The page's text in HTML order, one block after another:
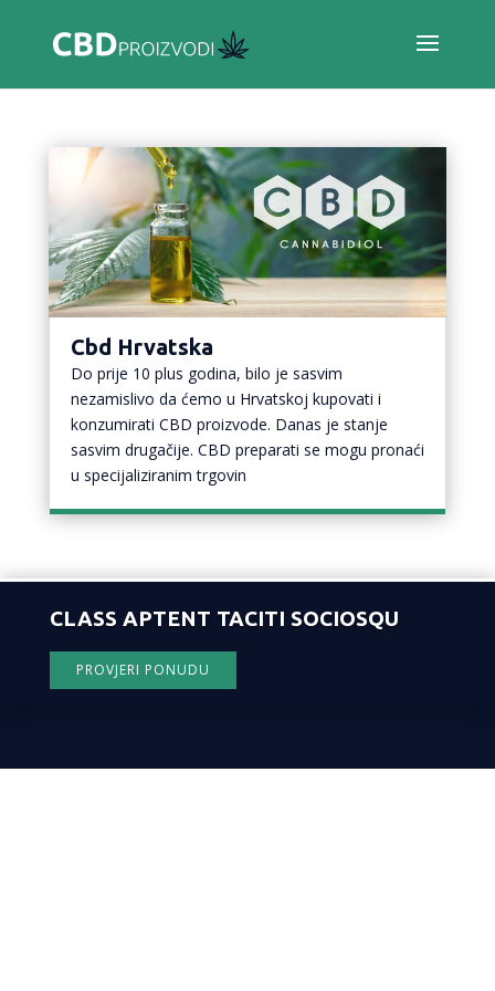
Cbd Hrvatska
Do prije 10 plus godina, bilo je sasvim
nezamislivo da ćemo u Hrvatskoj kupovati i
konzumirati CBD proizvode. Danas je stanje
sasvim drugačije. CBD preparati se mogu pronaći
u specijaliziranim trgovin
CLASS APTENT TACITI SOCIOSQU
PROVJERI PONUDU